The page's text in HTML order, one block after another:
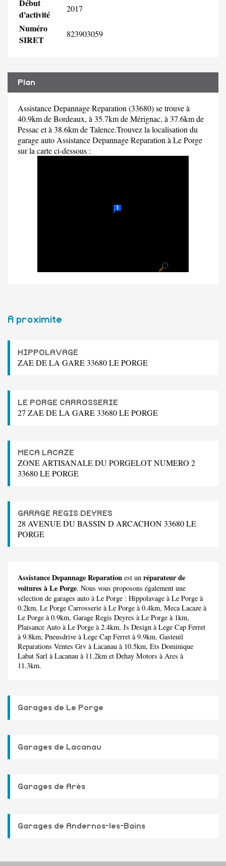
Début
d'activité
2017
Numéro
SIRET
823903059
Plan
Assistance Depannage Reparation (33680) se trouve à
40.9km de Bordeaux, à 35.7km de Mérignac, à 37.6km de
Pessac et à 38.6km de Talence.Trouvez la localisation du
garage auto Assistance Depannage Reparation à Le Porge
sur la carte ci-dessous :
A proximite
HIPPOLAVAGE
ZAE DE LA GARE 33680 LE PORGE
LE PORGE CARROSSERIE
27 ZAE DE LA GARE 33680 LE PORGE
MECA LACAZE
ZONE ARTISANALE DU PORGELOT NUMERO 2
33680 LE PORGE
GARAGE REGIS DEYRES
28 AVENUE DU BASSIN D ARCACHON 33680 LE
PORGE
Assistance Depannage Reparation est un réparateur de
voitures à Le Porge. Nous vous proposons également une
sélection de garages auto à Le Porge : Hippolavage à Le Porge à
0.2km, Le Porge Carrosserie à Le Porge à 0.4km, Meca Lacaze à
Le Porge à 0.9km, Garage Regis Deyres à Le Porge à 1km,
Plaisance Auto à Le Porge à 2.4km, Js Design à Lege Cap Ferret
à 9.8km, Pneusdrive à Lege Cap Ferret à 9.9km, Gasteuil
Reparations Ventes Grv à Lacanau à 10.5km, Ets Dominique
Labat Sarl à Lacanau à 11.2km et Dehay Motors à Ares à
11.3km.
Garages de Le Porge
Garages de Lacanau
Garages de Arès
Garages de Andernos-les-Bains